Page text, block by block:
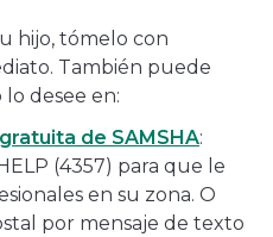
hijo, tómelo con
También puede
desee en:
de SAMSHA:
(4357) para que le
en su zona. O
por mensaje de texto